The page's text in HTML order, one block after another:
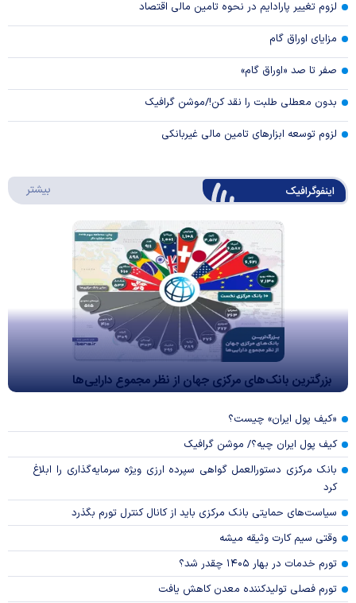
لزوم تغییر پارادایم در نحوه تامین مالی اقتصاد
مزایای اوراق گام
صفر تا صد «اوراق گام»
بدون معطلی طلبت را نقد کن!/موشن گرافیک
لزوم توسعه ابزارهای تامین مالی غیربانکی
اینفوگرافیک بیشتر
بزرگترین بانک‌های مرکزی جهان از نظر مجموع دارایی‌ها
«کیف پول ایران» چیست؟
کیف پول ایران چیه؟/ موشن گرافیک
بانک مرکزی دستورالعمل گواهی سپرده ارزی ویژه سرمایه‌گذاری را ابلاغ
کرد
سیاست‌های حمایتی بانک مرکزی باید از کانال کنترل تورم بگذرد
وقتی سیم کارت وثیقه میشه
تورم خدمات در بهار ۱۴۰۵ چقدر شد؟
تورم فصلی تولیدکننده معدن کاهش یافت